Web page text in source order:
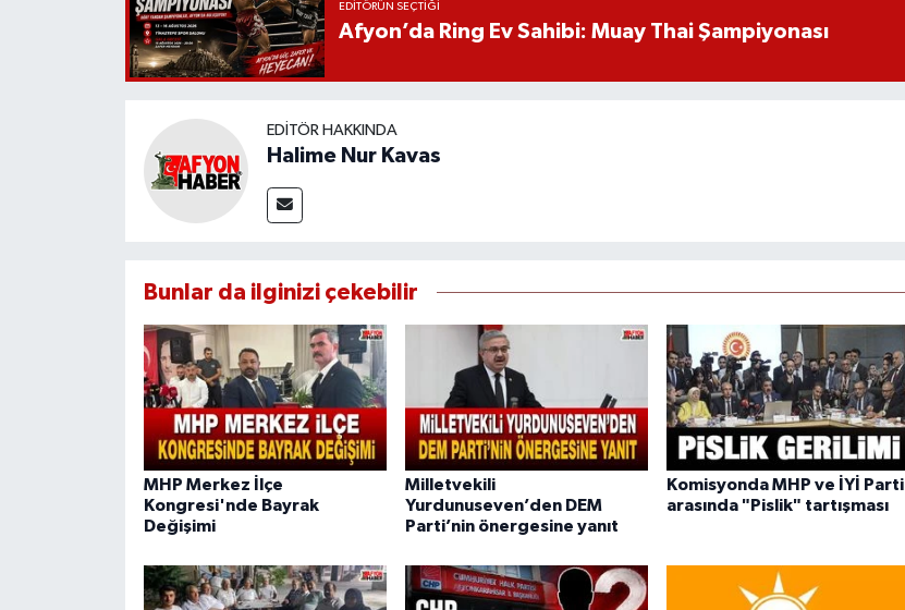
EDITÖRÜN SEÇTIĞI
Afyon’da Ring Ev Sahibi: Muay Thai Şampiyonası
EDITÖR HAKKINDA
Halime Nur Kavas
Bunlar da ilginizi çekebilir
MHP Merkez İlçe
Kongresi'nde Bayrak
Değişimi
Milletvekili
Yurdunuseven’den DEM
Parti’nin önergesine yanıt
Komisyonda MHP ve İYİ Parti
arasında "Pislik" tartışması